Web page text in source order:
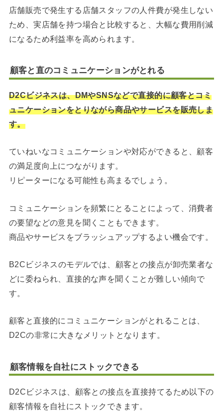
店舗販売で発生する店舗スタッフの人件費が発生しない
ため、実店舗を持つ場合と比較すると、大幅な費用削減
になるため利益率を高められます。
顧客と直のコミュニケーションがとれる
D2Cビジネスは、DMやSNSなどで直接的に顧客とコミ
ュニケーションをとりながら商品やサービスを販売しま
す。
ていねいなコミュニケーションや対応ができると、顧客
の満足度向上につながります。
リピーターになる可能性も高まるでしょう。
コミュニケーションを頻繁にとることによって、消費者
の要望などの意見を聞くこともできます。
商品やサービスをブラッシュアップするよい機会です。
B2Cビジネスのモデルでは、顧客との接点が卸売業者な
どに委ねられ、直接的な声を聞くことが難しい傾向で
す。
顧客と直接的にコミュニケーションがとれることは、
D2Cの非常に大きなメリットとなります。
顧客情報を自社にストックできる
D2Cビジネスは、顧客との接点を直接持てるため以下の
顧客情報を自社にストックできます。